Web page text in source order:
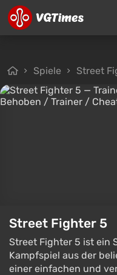
Spiele Street
Street Fighter 5
Street Fighter 5 ist ein
Kampfspiel aus der
einer einfachen und